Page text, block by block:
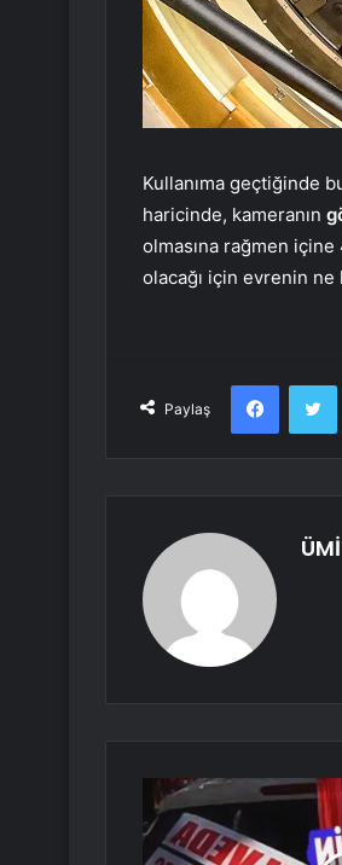
Kullanıma geçtiğinde
haricinde, kameranın
olmasına rağmen
olacağı için evrenin
Paylaş